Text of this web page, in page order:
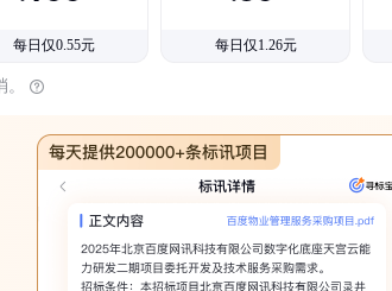
每日仅0.55元 每日仅1.26元